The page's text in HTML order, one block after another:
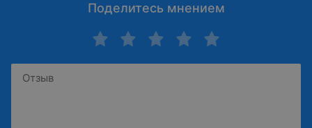
Поделитесь мнением